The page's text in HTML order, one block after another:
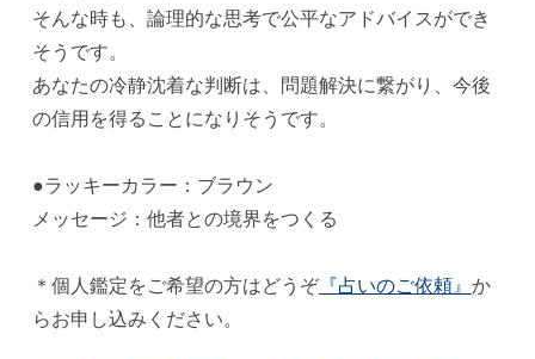
そんな時も、論理的な思考で公平なアドバイスができ
そうです。
あなたの冷静沈着な判断は、問題解決に繋がり、今後
の信用を得ることになりそうです。
●ラッキーカラー：ブラウン
メッセージ：他者との境界をつくる
＊個人鑑定をご希望の方はどうぞ『占いのご依頼』 か
らお申し込みください。